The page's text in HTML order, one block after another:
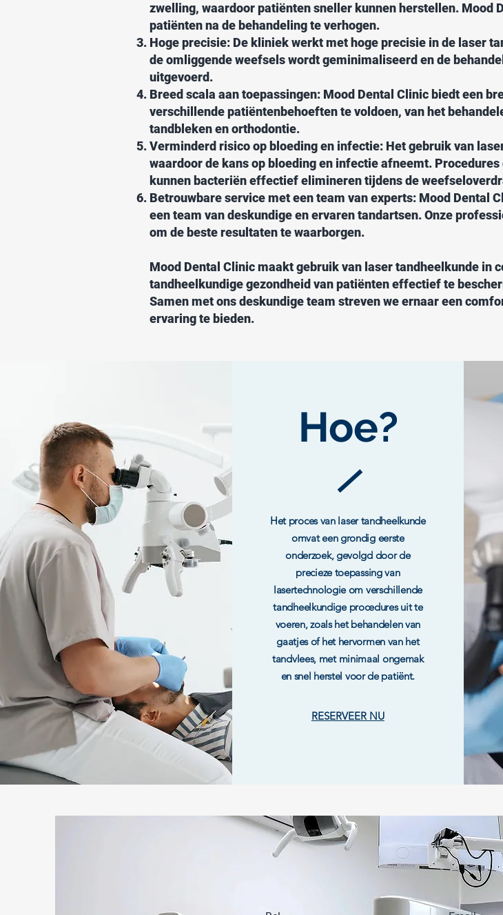
zwelling, waardoor patiënten sneller kunnen herstellen. Mood
patiënten na de behandeling te verhogen.
Hoge precisie: De kliniek werkt met hoge precisie in de laser
de omliggende weefsels wordt geminimaliseerd en de
uitgevoerd.
Breed scala aan toepassingen: Mood Dental Clinic biedt een
verschillende patiëntenbehoeften te voldoen, van het
tandbleken en orthodontie.
Verminderd risico op bloeding en infectie: Het gebruik van
waardoor de kans op bloeding en infectie afneemt.
kunnen bacteriën effectief elimineren tijdens de
Betrouwbare service met een team van experts: Mood Dental
een team van deskundige en ervaren tandartsen. Onze
om de beste resultaten te waarborgen.
Mood Dental Clinic maakt gebruik van laser tandheelkunde in
tandheelkundige gezondheid van patiënten effectief te
Samen met ons deskundige team streven we ernaar een
ervaring te bieden.
Hoe?
Het proces van laser tandheelkunde
omvat een grondig eerste
onderzoek, gevolgd door de
precieze toepassing van
lasertechnologie om verschillende
tandheelkundige procedures uit te
voeren, zoals het behandelen van
gaatjes of het hervormen van het
tandvlees, met minimaal ongemak
en snel herstel voor de patiënt.
RESERVEER NU